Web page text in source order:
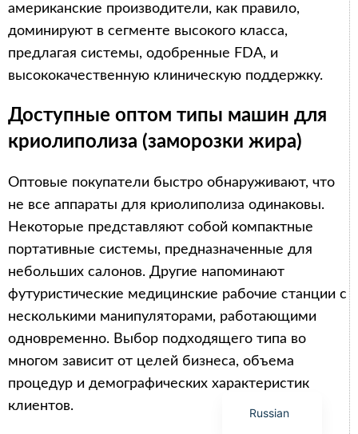
американские производители, как правило,
доминируют в сегменте высокого класса,
предлагая системы, одобренные FDA, и
высококачественную клиническую поддержку.
Доступные оптом типы машин для
криолиполиза (заморозки жира)
Оптовые покупатели быстро обнаруживают, что
не все аппараты для криолиполиза одинаковы.
Некоторые представляют собой компактные
портативные системы, предназначенные для
небольших салонов. Другие напоминают
футуристические медицинские рабочие станции с
несколькими манипуляторами, работающими
одновременно. Выбор подходящего типа во
многом зависит от целей бизнеса, объема
процедур и демографических характеристик
клиентов.
Russian
English
Spanish
French
German
Korean
Italian